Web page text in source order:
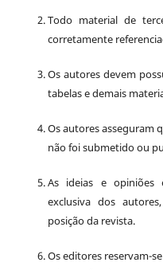
Todo material de
corretamente
Os autores devem
tabelas e demais
Os autores asseguram
não foi submetido ou
As ideias e opiniões
exclusiva dos
posição da revista.
Os editores reservam-